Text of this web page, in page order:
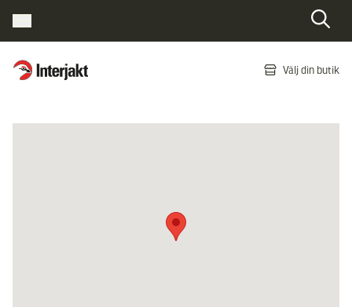
Interjakt SE Välj din butik